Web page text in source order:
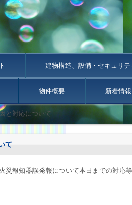
建物構造、設備・セキュリテ
物件概要 新着情
と対応について
て
災報知器誤発報について本日までの対応